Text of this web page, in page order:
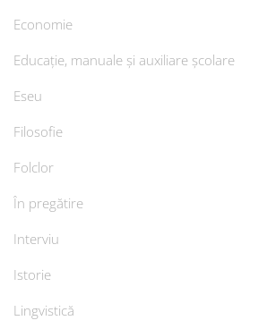
Economie
Educație, manuale și auxiliare școlare
Eseu
Filosofie
Folclor
În pregătire
Interviu
Istorie
Lingvistică